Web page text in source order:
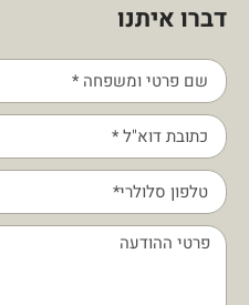
דברו איתנו